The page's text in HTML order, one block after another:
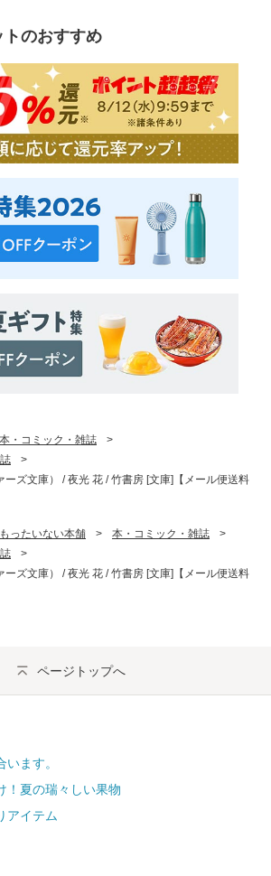
のおすすめ
本・コミック・雑誌
>
>
ーズ文庫） / 夜光 花 / 竹書房 [文庫]【メール便送料
もったいない本舗 > 本・コミック・雑誌
>
>
ーズ文庫） / 夜光 花 / 竹書房 [文庫]【メール便送料
ページトップへ
ます。
！夏の瑞々しい果物
アイテム